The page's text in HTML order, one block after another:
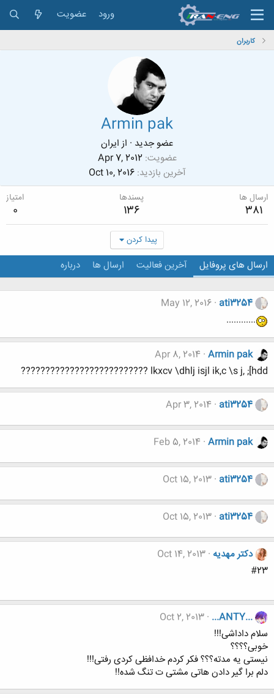
ورود عضویت
کاربران
Armin pak
عضو جدید · از ايران
عضویت Apr 7, 2012
آخرین بازدید Oct 10, 2016
ارسال ها
381
پسندها
136
امتیاز
0
پیدا کردن
ارسال های پروفایل آخرین فعالیت ارسال ها درباره
ati3254
May 12, 2016
............
Armin pak
Apr 8, 2014
lkxcv \dhlj isjl ik,c \s j, ;[hdd ??????????????????????????
ati3254
Apr 3, 2014
Armin pak
Feb 5, 2014
ati3254
Oct 15, 2013
ati3254
Oct 15, 2013
دکتر مهدیه Oct 14, 2013
#23
...ANTY...
Oct 2, 2013
سلام داداشی!!!
خوبی؟؟؟؟
نیستی یه مدته؟؟؟ فکر کردم خدافظی کردی رفتی!!!
دلم برا گیر دادن هاتی مشتی ت تنگ شده!!